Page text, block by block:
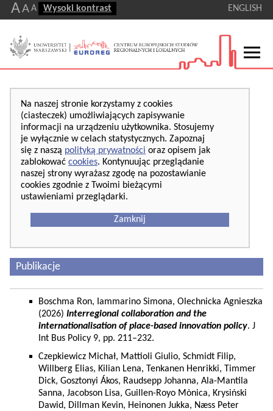
AA A Wysoki kontrast ENGLISH
Na naszej stronie korzystamy z cookies
(ciasteczek) umożliwiających zapisywanie
informacji na urządzeniu użytkownika. Stosujemy
je wyłącznie w celach statystycznych. Zapoznaj
się z naszą polityką prywatności oraz opisem jak
zablokować cookies. Kontynuując przeglądanie
naszej strony wyrażasz zgodę na pozostawianie
cookies zgodnie z Twoimi bieżącymi
ustawieniami przeglądarki.
Zamknij
Publikacje
Boschma Ron, Iammarino Simona, Olechnicka Agnieszka
(2026) Interregional collaboration and the
internationalisation of place-based innovation policy. J
Int Bus Policy 9, pp. 211–232.
Czepkiewicz Michał, Mattioli Giulio, Schmidt Filip,
Willberg Elias, Kilian Lena, Tenkanen Henrikki, Timmer
Dick, Gosztonyi Ákos, Raudsepp Johanna, Ala-Mantila
Sanna, Jacobson Lisa, Guillen-Royo Mònica, Krysiński
Dawid, Dillman Kevin, Heinonen Jukka, Næss Peter